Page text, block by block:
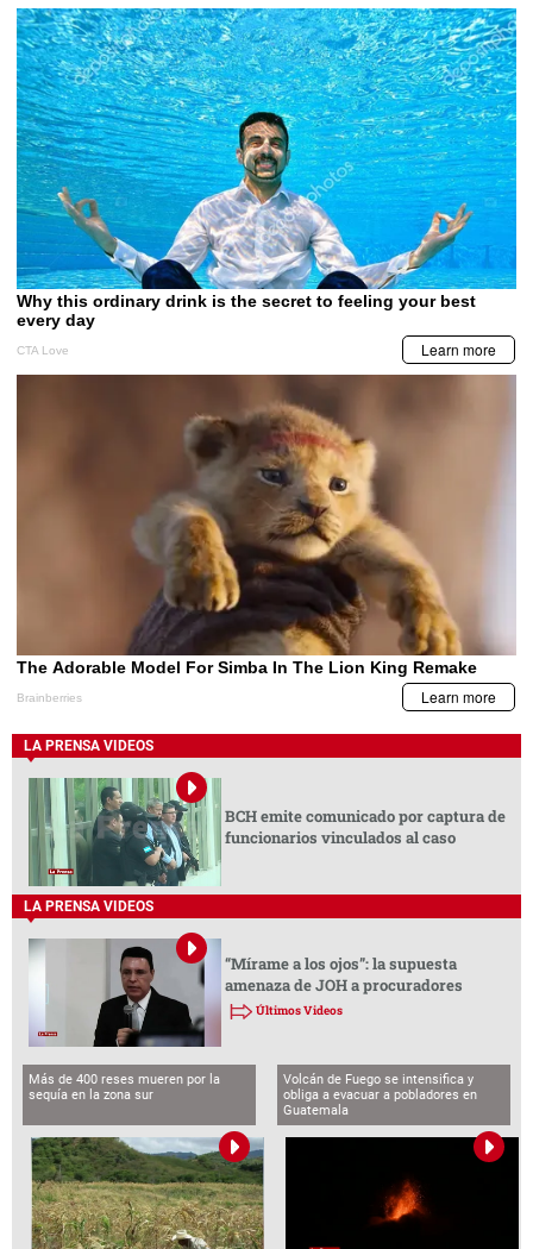
LA PRENSA VIDEOS
BCH emite comunicado por captura de
funcionarios vinculados al caso
LA PRENSA VIDEOS
“Mírame a los ojos”: la supuesta
amenaza de JOH a procuradores
Últimos Videos
Más de 400 reses mueren por la
sequía en la zona sur
Volcán de Fuego se intensifica y
obliga a evacuar a pobladores en
Guatemala